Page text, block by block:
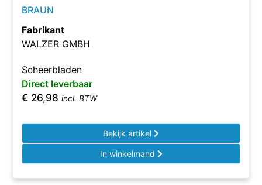
BRAUN
Fabrikant
WALZER GMBH
Scheerbladen
Direct leverbaar
€ 26,98 incl. BTW
Bekijk artikel
In winkelmand